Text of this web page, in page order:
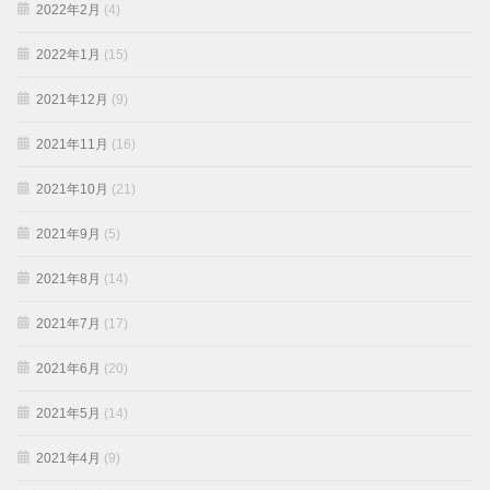
2022年2月 (4)
2022年1月 (15)
2021年12月 (9)
2021年11月 (16)
2021年10月 (21)
2021年9月 (5)
2021年8月 (14)
2021年7月 (17)
2021年6月 (20)
2021年5月 (14)
2021年4月 (9)